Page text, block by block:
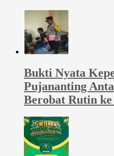
Bukti Nyata
Pujananting
Berobat Rutin